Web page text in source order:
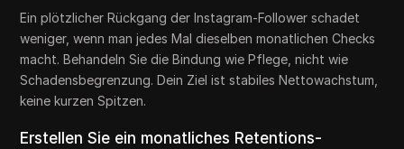
Ein plötzlicher Rückgang der Instagram-Follower schadet
weniger, wenn man jedes Mal dieselben monatlichen Checks
macht. Behandeln Sie die Bindung wie Pflege, nicht wie
Schadensbegrenzung. Dein Ziel ist stabiles Nettowachstum,
keine kurzen Spitzen.
Erstellen Sie ein monatliches Retentions-